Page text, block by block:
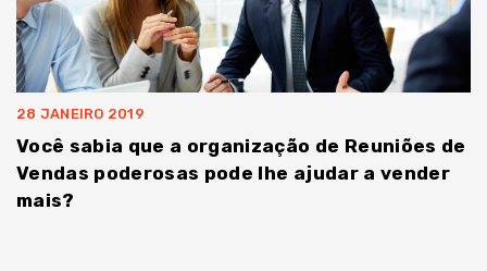
28 JANEIRO 2019
Você sabia que a organização de Reuniões de
Vendas poderosas pode lhe ajudar a vender
mais?